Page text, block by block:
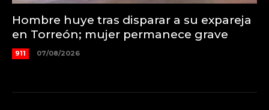
Hombre huye tras disparar a su expareja
en Torreón; mujer permanece grave
911 07/08/2026